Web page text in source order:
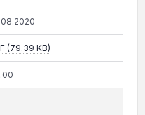
(79.39 KB)